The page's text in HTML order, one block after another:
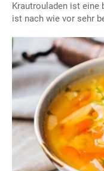
Krautrouladen ist eine
ist nach wie vor sehr